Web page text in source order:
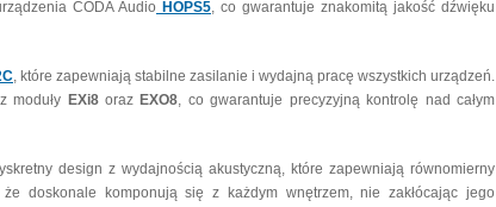
CODA Audio HOPS5, co gwarantuje znakomitą jakość dźwięku
, które zapewniają stabilne zasilanie i wydajną pracę wszystkich urządzeń.
moduły EXi8oraz EXO8, co gwarantuje precyzyjną kontrolę nad całym
design z wydajnością akustyczną, które zapewniają równomierny
doskonale komponują się z każdym wnętrzem, nie zakłócając jego